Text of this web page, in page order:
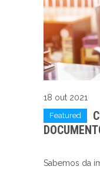
18 out 2021
Featured
Sabemos da